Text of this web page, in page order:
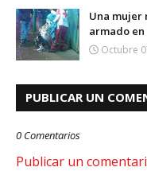
Una mujer
armado
Octubre
PUBLICAR UN
0 Comentarios
Publicar un